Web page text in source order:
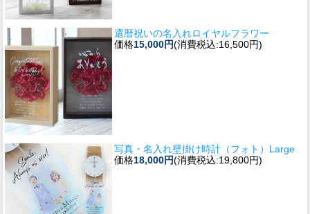
還暦祝いの名入れロイヤルフラワー
価格15,000円(消費税込:16,500円)
写真・名入れ壁掛け時計（フォト）Large
価格18,000円(消費税込:19,800円)